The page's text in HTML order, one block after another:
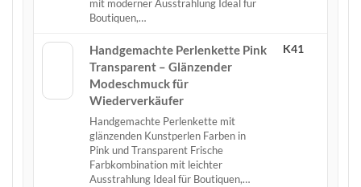
mit moderner Ausstrahlung Ideal für
Boutiquen,…
Handgemachte Perlenkette Pink
Transparent – Glänzender
Modeschmuck für
Wiederverkäufer
Handgemachte Perlenkette mit
glänzenden Kunstperlen Farben in
Pink und Transparent Frische
Farbkombination mit leichter
Ausstrahlung Ideal für Boutiquen,…
K41